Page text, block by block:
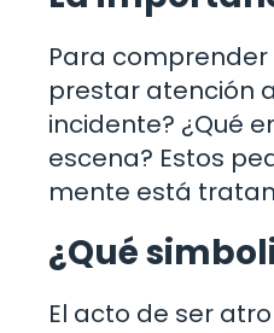
Para
prestar atención
incidente? ¿Qué
escena? Estos
mente está
¿Qué
El acto de ser